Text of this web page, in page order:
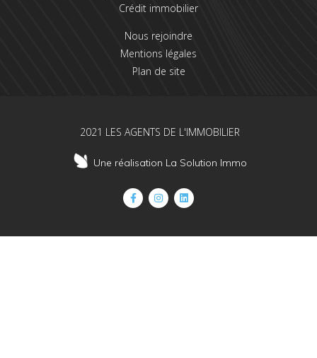
Crédit immobilier
Nous rejoindre
Mentions légales
Plan de site
2021 LES AGENTS DE L'IMMOBILIER
Une réalisation La Solution Immo